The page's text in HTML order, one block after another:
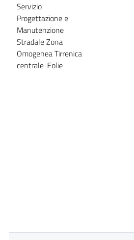
Servizio
Progettazione e
Manutenzione
Stradale Zona
Omogenea Tirrenica
centrale-Eolie